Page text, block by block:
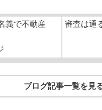
義で不動産
審査は通
ブログ記事一覧を見